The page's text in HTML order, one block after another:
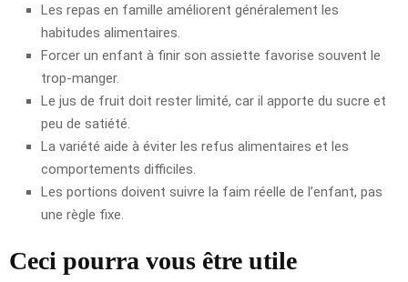
Les repas en famille améliorent généralement les
habitudes alimentaires.
Forcer un enfant à finir son assiette favorise souvent le
trop-manger.
Le jus de fruit doit rester limité, car il apporte du sucre et
peu de satiété.
La variété aide à éviter les refus alimentaires et les
comportements difficiles.
Les portions doivent suivre la faim réelle de l’enfant, pas
une règle fixe.
Ceci pourra vous être utile